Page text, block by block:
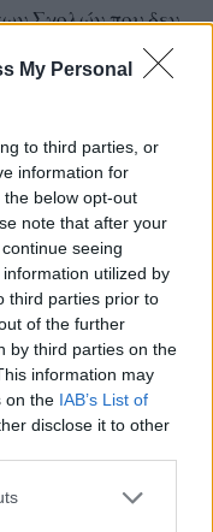
My Personal
to third parties, or
information for
below opt-out
note that after your
seeing
utilized by
third parties prior to
of the further
by third parties on the
information may
on the IAB’s List of
disclose it to other
Σχολών που δεν
Έπρεπε να
διδάσκονται οι
πέρα, θα
σπουδές
-ανέφερε
γίνει με την
έφεραν στην Βουλή,
της Κυβέρνησης